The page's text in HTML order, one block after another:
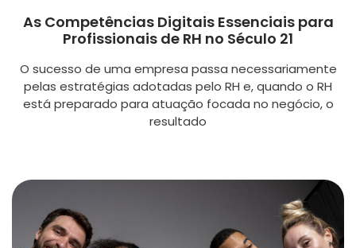
As Competências Digitais Essenciais para
Profissionais de RH no Século 21
O sucesso de uma empresa passa necessariamente
pelas estratégias adotadas pelo RH e, quando o RH
está preparado para atuação focada no negócio, o
resultado